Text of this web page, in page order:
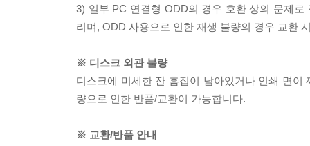
3) 일부 PC 연결형 ODD의 경우 호환 상의 문제
리며, ODD 사용으로 인한 재생 불량의 경우 교환
※ 디스크 외관 불량
디스크에 미세한 잔 흠집이 남아있거나 인쇄 면
량으로 인한 반품/교환이 가능합니다.
※ 교환/반품 안내